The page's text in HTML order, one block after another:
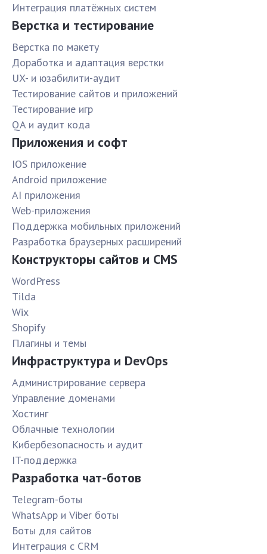
Интеграция платёжных систем
Верстка и тестирование
Верстка по макету
Доработка и адаптация верстки
UX- и юзабилити-аудит
Тестирование сайтов и приложений
Тестирование игр
QA и аудит кода
Приложения и софт
IOS приложение
Android приложение
AI приложения
Web-приложения
Поддержка мобильных приложений
Разработка браузерных расширений
Конструкторы сайтов и CMS
WordPress
Tilda
Wix
Shopify
Плагины и темы
Инфраструктура и DevOps
Администрирование сервера
Управление доменами
Хостинг
Облачные технологии
Кибербезопасность и аудит
IT-поддержка
Разработка чат-ботов
Telegram-боты
WhatsApp и Viber боты
Боты для сайтов
Интеграция с CRM